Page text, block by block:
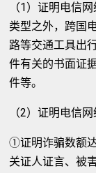
（1）证明电信
类型之外，跨国
路等交通工具出
件有关的书面证
件等。
（2）证明电信
①证明诈骗数额
关证人证言、被